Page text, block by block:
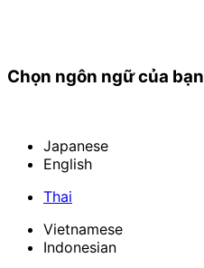
Chọn ngôn ngữ của bạn
Japanese
English
Thai
Vietnamese
Indonesian